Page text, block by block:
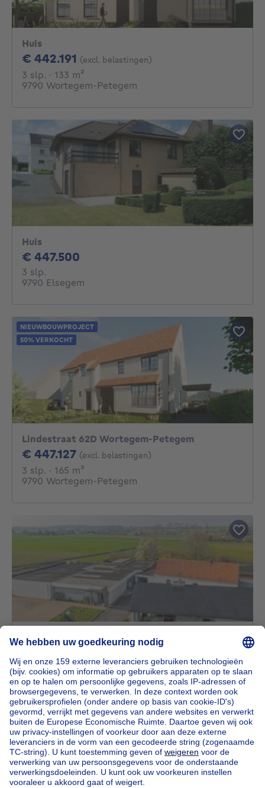
Huis
€ 442.191 442191€
(excl. belastingen)
3 slp. 3 slaapkamers
· 133 m²
9790 Wortegem-Petegem
Huis
€ 447.500
3 slp.
9790 Elsegem
Lindestraat 62D Wortegem-Petegem
€ 447.127 447127€
(excl. belastingen)
3 slp. 3 slaapkamers
· 165 m²
9790 Wortegem-Petegem
NIEUWBOUWPROJECT
50% VERKOCHT
Villa
€ 795.000795000€
3 slp.3 slaapkamers
9790 Wortegem-Petegem
NIEUWBOUWPROJECT